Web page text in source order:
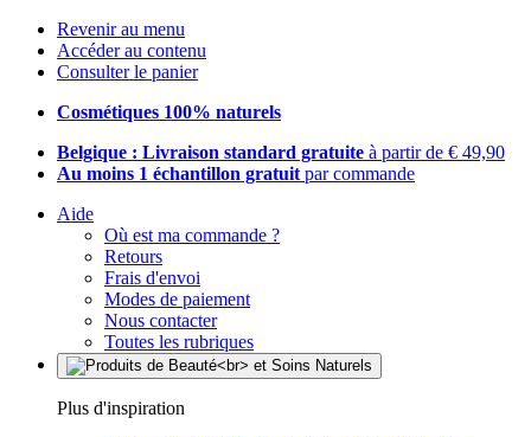
Revenir au menu
Accéder au contenu
Consulter le panier
Cosmétiques 100% naturels
Belgique : Livraison standard gratuite à partir de € 49,90
Au moins 1 échantillon gratuit par commande
Aide
Où est ma commande ?
Retours
Frais d'envoi
Modes de paiement
Nous contacter
Toutes les rubriques
Plus d'inspiration